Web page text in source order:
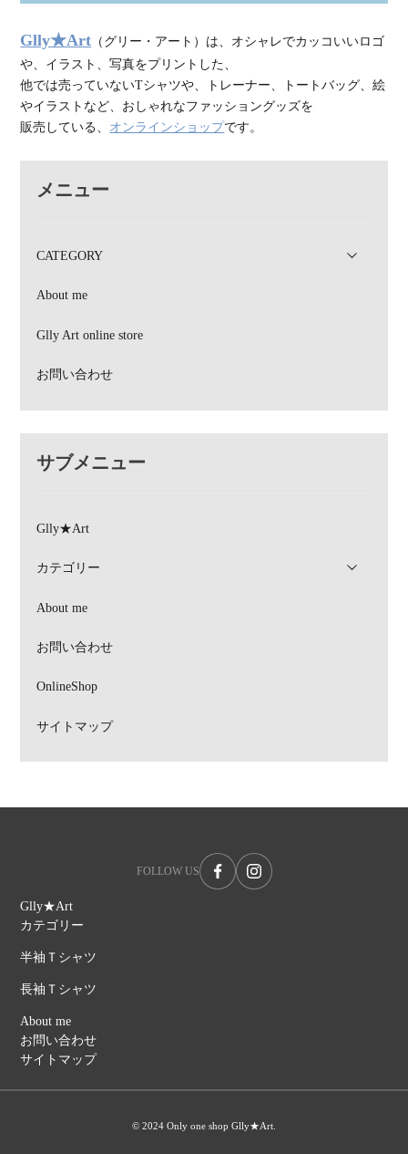
Glly★Art （グリー・アート）は、オシャレでカッコいいロゴ
や、イラスト、写真をプリントした、
他では売っていないTシャツや、トレーナー、トートバッグ、絵
やイラストなど、おしゃれなファッショングッズを
販売している、 オンラインショップです。
メニュー
CATEGORY
About me
Glly Art online store
お問い合わせ
サブメニュー
Glly★Art
カテゴリー
About me
お問い合わせ
OnlineShop
サイトマップ
FOLLOW US
Glly★Art
カテゴリー
半袖Ｔシャツ
長袖Ｔシャツ
About me
お問い合わせ
サイトマップ
© 2024 Only one shop Glly★Art.